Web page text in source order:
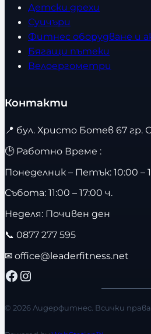
Детски дрехи
Суичъри
Фитнес оборудване и
Бягащи пътеки
Велоергометри
Контакти
📍 бул. Христо Ботев 67 гр.
🕒 Работно Време :
Понеделник – Петък: 10:00 –
Събота: 11:00 – 17:00 ч.
Неделя: Почивен ден
📞 0877 277 595
✉ office@leaderfitness.net
Facebook Instagram
© 2026 Лидерфитнес. Всички права